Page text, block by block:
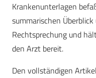
Krankenunterlagen
summarischen
Rechtsprechung und
den Arzt bereit.
Den vollständigen